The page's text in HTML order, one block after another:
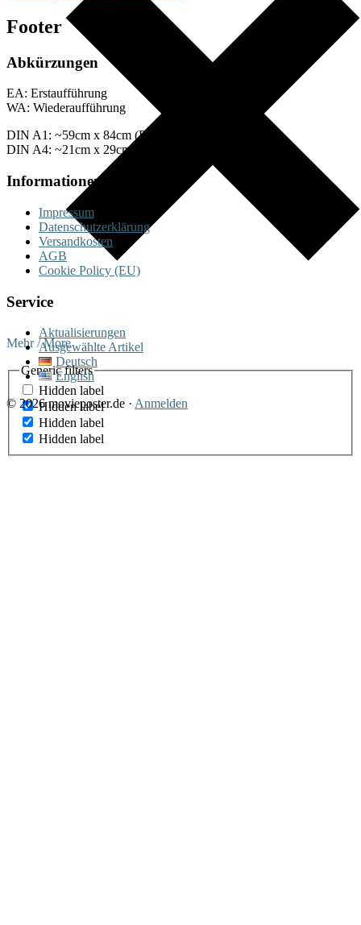
Mehr / More
Generic filters
Hidden label
Hidden label
Hidden label
Hidden label
Footer
Abkürzungen
EA: Erstaufführung
WA: Wiederaufführung
DIN A1: ~59cm x 84cm (Plakate)
DIN A4: ~21cm x 29cm (Fotos)
Informationen
Impressum
Datenschutzerklärung
Versandkosten
AGB
Cookie Policy (EU)
Service
Aktualisierungen
Ausgewählte Artikel
Deutsch
English
© 2026 movieposter.de · Anmelden